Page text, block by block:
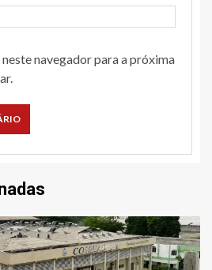
navegador para a próxima